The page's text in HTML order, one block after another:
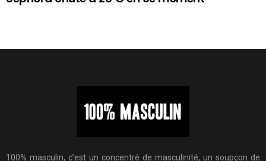
100% masculin, c’est un concentré de masculinité, un soupçon de